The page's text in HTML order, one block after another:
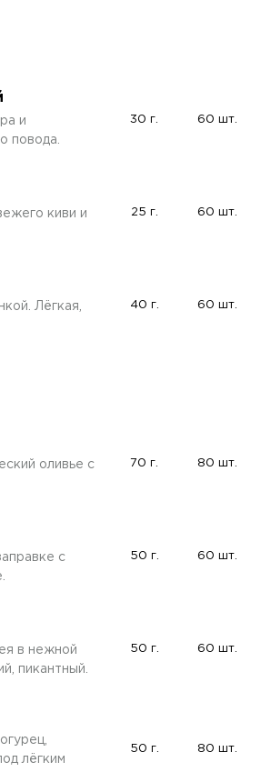
и
повода.
30 г. 60 шт.
киви и
25 г. 60 шт.
Лёгкая,
40 г. 60 шт.
оливье с
70 г. 80 шт.
с
50 г. 60 шт.
в нежной
пикантный.
50 г. 60 шт.
лёгким
50 г. 80 шт.